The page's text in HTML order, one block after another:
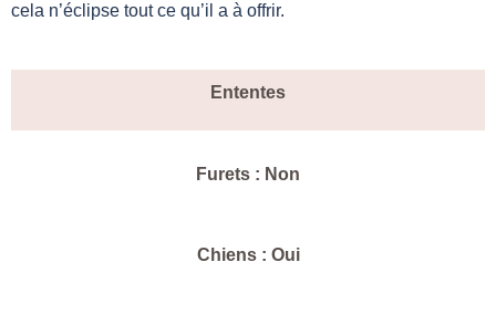
cela n’éclipse tout ce qu’il a à offrir.
Ententes
Furets : Non
Chiens : Oui